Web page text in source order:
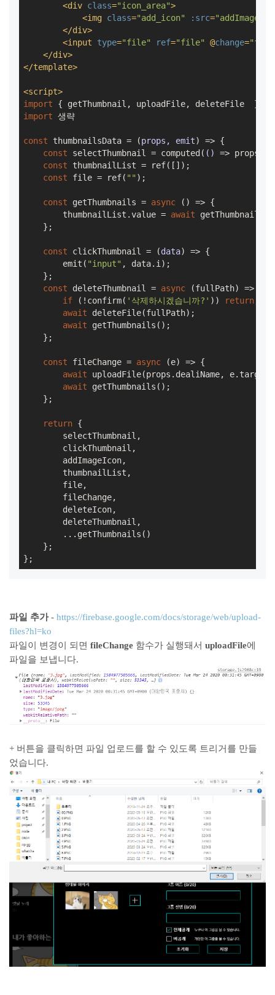
<div class="icon_area">
<img class="add_icon" :src=
</div>
<input type="file" ref="file" @change=
</div>
</template>
<script>
import { getThumbnail, uploadFile, deleteFile  }
import 생략
const thumbnailsData = (props, emit) => {
const selectThumbnail = computed( () =>
const thumbnailList = ref([]);
const file = ref( "" );
const getThumbnails = async () => {
        thumbnailList.value =
await
    };
const clickThumbnail = (data) => {
        emit(
"input" , data.i);
    };
const deleteThumbnail = async (fullPath) => {
if (!confirm( '삭제하시겠습니까?' )) return
await deleteFile(fullPath);
await getThumbnails();
    };
const fileChange = async (e) => {
await uploadFile(props.dealiName,
await getThumbnails();
    };
return {
        selectThumbnail,
        clickThumbnail,
        addImageIcon,
        thumbnailList,
        file,
        fileChange,
        deleteIcon,
        deleteThumbnail,
        ...getThumbnails()
    };
};
파일 추가- https://firebase.google.com/docs/storage/web/upload-
files?hl=ko
파일이 변경이 되면 fileChange 함수가 실행돼서 uploadFile에
파일을 보냅니다.
+ 버튼을 클릭하면 파일 업로드를 할 수 있도록 트리거를 만들
었습니다.